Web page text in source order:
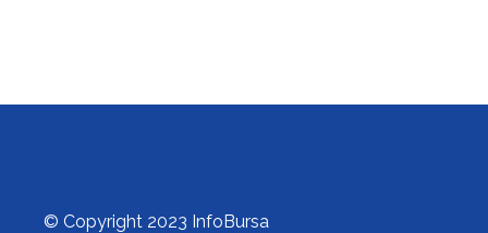
© Copyright 2023 InfoBursa